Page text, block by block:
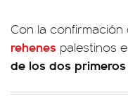
Con la confirmación
rehenes palestinos e
de los dos